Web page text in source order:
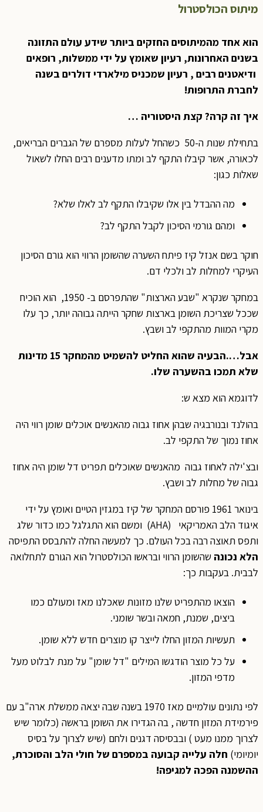
מיתוס הכולסטרול
הוא אחד מהמיתוסים החזקים ביותר שידע עולם התזונה
בשנים האחרונות, רעיון שאומץ על ידי ממשלות, רופאים
ודיאטנים רבים , רעיון שמכניס מילארדי דולרים בשנה
לחברת התרופות!
איך זה קרה? קצת היסטוריה …
בתחילת שנות ה-50 כשהחל לעלות מספרם של הגברים הבריאים,
לכאורה, אשר קיבלו התקף לב ומתו מדענים רבים החלו לשאול
שאלות כגון:
מה ההבדל בין אלו שקיבלו התקף לב לאלו שלא?
ומהם גורמי הסיכון לקבל התקף לב?
חוקר בשם אנזל קיז פיתח השערה שהשומן הרווי הוא גורם הסיכון
העיקרי למחלות לב ולכלי דם.
במחקר שנקרא "שבע הארצות" שהתפרסם ב- 1950, הוא הוכיח
שככל שצריכת השומן בארצות שחקר הייתה גבוהה יותר, כך עלו
מקרי המוות מהתקפי לב ושבץ.
אבל….הבעיה שהוא החליט להשמיט מהמחקר 15 מדינות
שלא תמכו בהשערה שלו.
לדוגמא הוא מצא ש:
בהולנד ובנורבגיה שבהן אחוז גבוה מהאנשים אוכלים שומן רווי היה
אחוז נמוך של התקפי לב.
ובצ'ילה לאחוז גבוה מהאנשים שאוכלים תפריט דל שומן היה אחוז
גבוה של מחלות לב ושבץ.
בינואר 1961 פורסם המחקר של קיז במגזין הטיים ואומץ על ידי
איגוד הלב האמריקאי (AHA) ומשם הוא התגלגל כמו כדור שלג
ותפס תאוצה רבה בכל העולם. כך למעשה החלה להתבסס התפיסה
הלא נכונהשהשומן הרווי ובראשו הכולסטרול הוא הגורם לתחלואה
לבבית. בעקבות כך:
הוצאו מהתפריט שלנו מזונות שאכלנו מאז ומעולם כמו
ביצים, שמנת, חמאה ובשר שומני.
תעשיות המזון החלו לייצר קו מוצרים חדש ללא שומן.
על כל מוצר הודגשו המילים "דל שומן" על מנת לבלוט מעל
מדפי המזון.
לפי נתונים עולמיים מאז 1970 בשנה שבה יצאה ממשלת ארה"ב עם
פירמידת המזון חדשה , בה הגדירו את השומן בראשה (כלומר שיש
לצרוך ממנו מעט ) ובבסיסה דגנים ולחם (שיש לצרוך על בסיס
יומיומי) חלה עלייה קבועה במספרם של חולי הלב והסוכרת,
ההשמנה הפכה למגיפה!